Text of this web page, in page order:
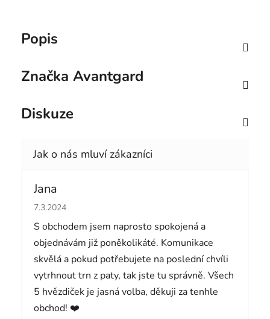
Popis
Značka Avantgard
Diskuze
Jana
Hodnocení obchodu je 5 z 5 hvězdiček.
7.3.2024
S obchodem jsem naprosto spokojená a
objednávám již poněkolikáté. Komunikace
skvělá a pokud potřebujete na poslední chvíli
vytrhnout trn z paty, tak jste tu správně. Všech
5 hvězdiček je jasná volba, děkuji za tenhle
obchod! ❤️